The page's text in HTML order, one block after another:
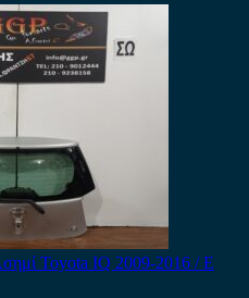
Toyota IQ 2009-2016 / Ε